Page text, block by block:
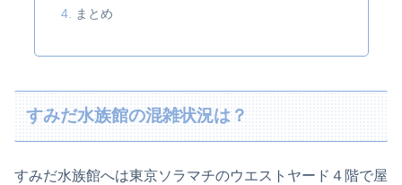
まとめ
すみだ水族館の混雑状況は？
すみだ水族館へは東京ソラマチのウエストヤード４階で屋